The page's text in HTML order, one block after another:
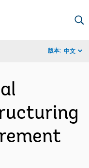
版本: 中文